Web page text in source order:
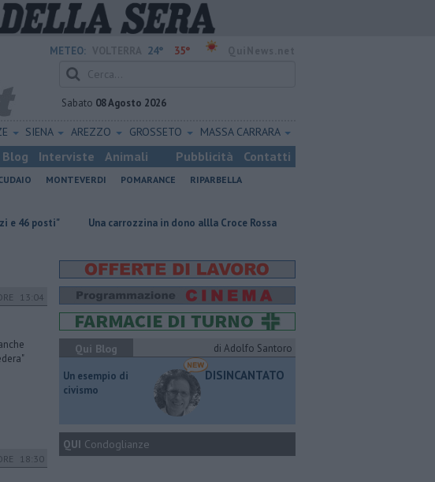
METEO: 24° 35°
Sabato 08 Agosto 2026
SIENA AREZZO GROSSETO MASSA CARRARA
Blog Interviste Animali Pubblicità Contatti
MONTEVERDI POMARANCE
RIPARBELLA
Una carrozzina in dono allla Croce Rossa Energia rinnovabile nelle case senza
13:04
18:30
Qui Blog di Adolfo Santoro
​Un esempio di
civismo
DISINCANTATO
QUI Condoglianze